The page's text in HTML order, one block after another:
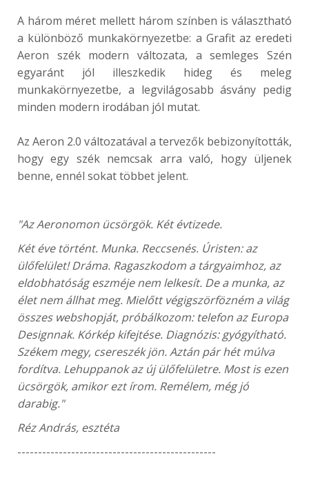
A három méret mellett három színben is választható
a különböző munkakörnyezetbe: a Grafit az eredeti
Aeron szék modern változata, a semleges Szén
egyaránt jól illeszkedik hideg és meleg
munkakörnyezetbe, a legvilágosabb ásvány pedig
minden modern irodában jól mutat.
Az Aeron 2.0 változatával a tervezők bebizonyították,
hogy egy szék nemcsak arra való, hogy üljenek
benne, ennél sokat többet jelent.
"Az Aeronomon ücsörgök. Két évtizede.
Két éve történt. Munka. Reccsenés. Úristen: az
ülőfelület! Dráma. Ragaszkodom a tárgyaimhoz, az
eldobhatóság eszméje nem lelkesít. De a munka, az
élet nem állhat meg. Mielőtt végigszörfözném a világ
összes webshopját, próbálkozom: telefon az Europa
Designnak. Kórkép kifejtése. Diagnózis: gyógyítható.
Székem megy, csereszék jön. Aztán pár hét múlva
fordítva. Lehuppanok az új ülőfelületre. Most is ezen
ücsörgök, amikor ezt írom. Remélem, még jó
darabig."
Réz András, esztéta
------------------------------------------------